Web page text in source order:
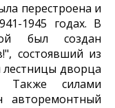
перестроена и
1945 годах. В
был создан
состоявший из
дворца
Также силами
авторемонтный